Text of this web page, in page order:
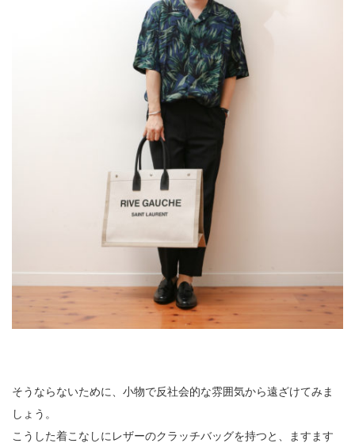
そうならないために、小物で反社会的な雰囲気から遠ざけてみま
しょう。
こうした着こなしにレザーのクラッチバッグを持つと、ますます